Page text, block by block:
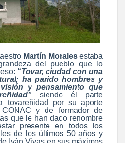
Martín Moralesestaba
del pueblo que lo
“Tovar, ciudad con una
ha parido hombres y
y pensamiento que
siendo él parte
tovareñidad por su aporte
y de formador de
que le han dado renombre
presente en todos los
de los últimos 50 años y